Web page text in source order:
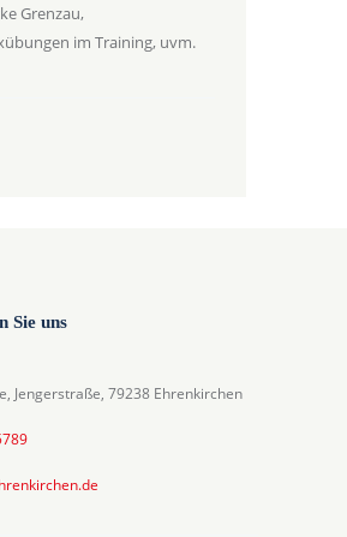
Grenzau,
im Training, uvm.
Sie uns
Jengerstraße, 79238 Ehrenkirchen